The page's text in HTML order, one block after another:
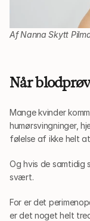
Af Nanna Skytt
Når
Mange kvinder
humørsvingninger,
følelse af ikke helt
Og hvis de
svært.
For er det
er det noget helt